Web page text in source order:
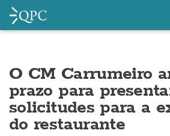
O CM Carrumeiro
prazo para
solicitudes para a
do restaurante